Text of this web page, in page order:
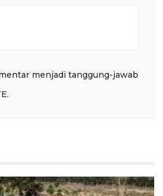
menjadi tanggung-jawab